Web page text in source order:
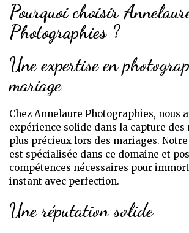
Pourquoi choisir
Photographies ?
Une expertise en
mariage
Chez Annelaure Photographies, nous
expérience solide dans la capture des
plus précieux lors des mariages.
est spécialisée dans ce domaine et
compétences nécessaires pour
instant avec perfection.
Une réputation solide